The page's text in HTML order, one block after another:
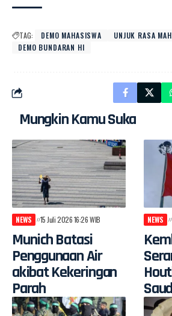
TAG: DEMO MAHASISWA
UNJUK RASA
DEMO BUNDARAN HI
Mungkin Kamu Suka
NEWS 15 Juli 2026 16:26 WIB
Munich Batasi
Penggunaan Air
akibat Kekeringan
Parah
NEWS